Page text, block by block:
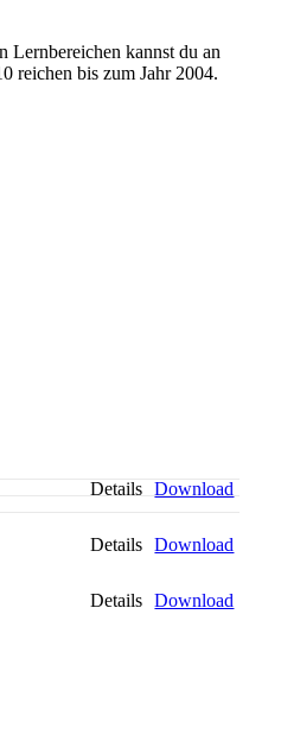
Lernbereichen kannst du an
reichen bis zum Jahr 2004.
Download
Details
Download
Details
Download
Details